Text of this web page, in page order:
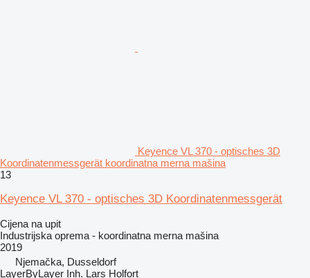
Keyence VL 370 - optisches 3D
Koordinatenmessgerät koordinatna merna mašina
13
Keyence VL 370 - optisches 3D Koordinatenmessgerät
Cijena na upit
Industrijska oprema - koordinatna merna mašina
2019
Njemačka, Dusseldorf
LayerByLayer Inh. Lars Holfort